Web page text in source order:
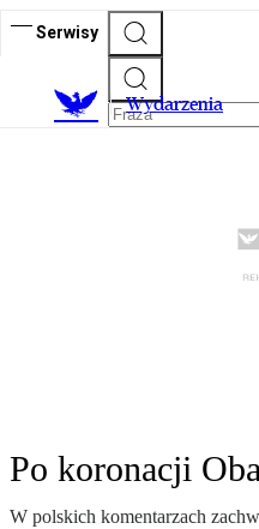
Serwisy
Wydarzenia
Po koronacji
W polskich komentarzach